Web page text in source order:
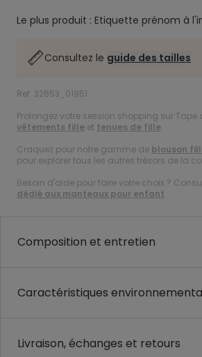
Le plus produit : Etiquette prénom à
Consultez le guide des tailles
Ref. 32653_01951
Prolongez votre session shopping sur Tape
vêtements fille et tenues de fille.
Craquez pour notre gamme de blouson
pour explorer tous les autres trésors de la
Besoin d'aide pour faire votre choix ?
dédié aux manteaux pour enfant.
Composition et entretien
Caractéristiques
Livraison, échanges et retours